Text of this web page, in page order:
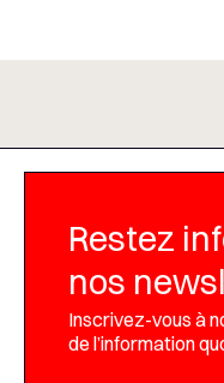
Restez
nos
Inscrivez-vous à
de l’information